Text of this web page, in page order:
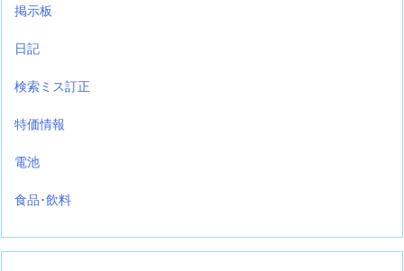
掲示板
日記
検索ミス訂正
特価情報
電池
食品･飲料